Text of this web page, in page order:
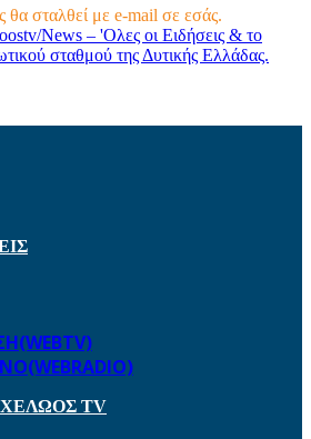
σταλθεί με e-mail σε εσάς.
News – 'Ολες οι Ειδήσεις & το
σταθμού της Δυτικής Ελλάδας.
TV